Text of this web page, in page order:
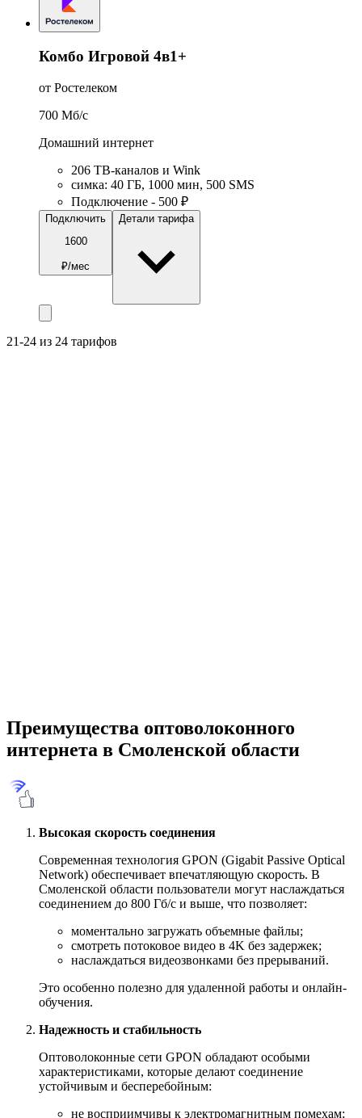
Комбо Игровой 4в1+
от Ростелеком
700 Мб/c
Домашний интернет
206 ТВ-каналов и Wink
симка: 40 ГБ, 1000 мин, 500 SMS
Подключение - 500 ₽
Подключить
1600
₽/мес
Детали тарифа
21-24 из 24 тарифов
Преимущества оптоволоконного
интернета в Смоленской области
Высокая скорость соединения
Современная технология GPON (Gigabit Passive Optical
Network) обеспечивает впечатляющую скорость. В
Смоленской области пользователи могут наслаждаться
соединением до 800 Гб/с и выше, что позволяет:
моментально загружать объемные файлы;
смотреть потоковое видео в 4K без задержек;
наслаждаться видеозвонками без прерываний.
Это особенно полезно для удаленной работы и онлайн-
обучения.
Надежность и стабильность
Оптоволоконные сети GPON обладают особыми
характеристиками, которые делают соединение
устойчивым и бесперебойным:
не восприимчивы к электромагнитным помехам;